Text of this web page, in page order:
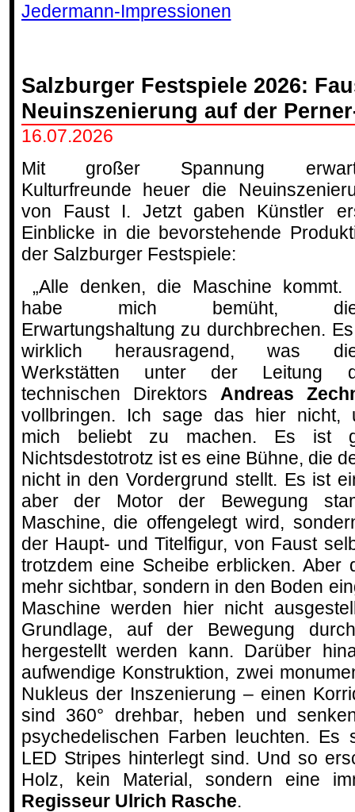
Jedermann-Impressionen
Salzburger Festspiele 2026:
Neuinszenierung auf der
16.07.2026
Mit großer Spannung
Kulturfreunde heuer die
von Faust I. Jetzt gaben Künstler
Einblicke in die bevorstehende
der Salzburger Festspiele:
„Alle denken, die Maschine kommt.
habe mich bemüht,
Erwartungshaltung zu durchbrechen.
wirklich herausragend, was
Werkstätten unter der Leitung
technischen Direktors Andreas
vollbringen. Ich sage das hier nicht,
mich beliebt zu machen. Es ist
Nichtsdestotrotz ist es eine Bühne, die
nicht in den Vordergrund stellt. Es ist
aber der Motor der Bewegung
Maschine, die offengelegt wird,
der Haupt- und Titelfigur, von Faust
trotzdem eine Scheibe erblicken. Aber
mehr sichtbar, sondern in den Boden
Maschine werden hier nicht
Grundlage, auf der Bewegung
hergestellt werden kann. Darüber
aufwendige Konstruktion, zwei
Nukleus der Inszenierung – einen
sind 360° drehbar, heben und
psychedelischen Farben leuchten. Es
LED Stripes hinterlegt sind. Und so
Holz, kein Material, sondern eine
Regisseur Ulrich Rasche.